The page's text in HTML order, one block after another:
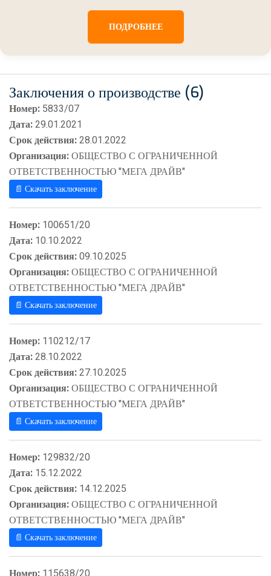
ПОДРОБНЕЕ
Заключения о производстве (6)
Номер: 5833/07
Дата:29.01.2021
Срок действия:28.01.2022
Организация:ОБЩЕСТВО С ОГРАНИЧЕННОЙ
ОТВЕТСТВЕННОСТЬЮ "МЕГА ДРАЙВ"
📄 Скачать заключение
Номер: 100651/20
Дата: 10.10.2022
Срок действия:09.10.2025
Организация:ОБЩЕСТВО С ОГРАНИЧЕННОЙ
ОТВЕТСТВЕННОСТЬЮ "МЕГА ДРАЙВ"
📄 Скачать заключение
Номер: 110212/17
Дата:28.10.2022
Срок действия:27.10.2025
Организация:ОБЩЕСТВО С ОГРАНИЧЕННОЙ
ОТВЕТСТВЕННОСТЬЮ "МЕГА ДРАЙВ"
📄 Скачать заключение
Номер: 129832/20
Дата: 15.12.2022
Срок действия: 14.12.2025
Организация:ОБЩЕСТВО С ОГРАНИЧЕННОЙ
ОТВЕТСТВЕННОСТЬЮ "МЕГА ДРАЙВ"
📄 Скачать заключение